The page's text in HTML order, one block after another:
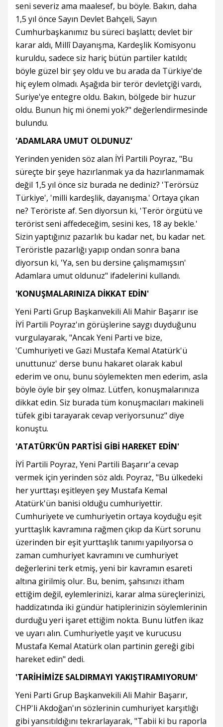
seni severiz ama maalesef, bu böyle. Bakın, daha
1,5 yıl önce Sayın Devlet Bahçeli, Sayın
Cumhurbaşkanımız bu süreci başlattı; devlet bir
karar aldı, Millî Dayanışma, Kardeşlik Komisyonu
kuruldu, sadece siz hariç bütün partiler katıldı;
böyle güzel bir şey oldu ve bu arada da Türkiye'de
hiç eylem olmadı. Aşağıda bir terör devletçiği vardı,
Suriye'ye entegre oldu. Bakın, bölgede bir huzur
oldu. Bunun hiç mi önemi yok?" değerlendirmesinde
bulundu.
'ADAMLARA UMUT OLDUNUZ'
Yerinden yeniden söz alan İYİ Partili Poyraz, "Bu
süreçte bir şeye hazırlanmak ya da hazırlanmamak
değil 1,5 yıl önce siz burada ne dediniz? 'Terörsüz
Türkiye', 'milli kardeşlik, dayanışma.' Ortaya çıkan
ne? Teröriste af. Sen diyorsun ki, 'Terör örgütü ve
terörist seni affedeceğim, sesini kes, 18 ay bekle.'
Sizin yaptığınız pazarlık bu kadar net, bu kadar net.
Teröristle pazarlığı yapıp ondan sonra bana
diyorsun ki, 'Ya, sen bu dersine çalışmamışsın'
Adamlara umut oldunuz" ifadelerini kullandı.
'KONUŞMALARINIZA DİKKAT EDİN'
Yeni Parti Grup Başkanvekili Ali Mahir Başarır ise
İYİ Partili Poyraz'ın görüşlerine saygı duyduğunu
vurgulayarak, "Ancak Yeni Parti ve bize,
'Cumhuriyeti ve Gazi Mustafa Kemal Atatürk'ü
unuttunuz' derse bunu hakaret olarak kabul
ederim ve onu, bunu söylemekten men ederim, asla
böyle öyle bir şey olmaz. Lütfen, konuşmalarınıza
dikkat edin. Siz burada tüm konuşmacıları makineli
tüfek gibi tarayarak cevap veriyorsunuz" diye
konuştu.
'ATATÜRK'ÜN PARTİSİ GİBİ HAREKET EDİN'
İYİ Partili Poyraz, Yeni Partili Başarır'a cevap
vermek için yerinden söz aldı. Poyraz, "Bu ülkedeki
her yurttaşı eşitleyen şey Mustafa Kemal
Atatürk'ün banisi olduğu cumhuriyettir.
Cumhuriyete ve cumhuriyetin ortaya koyduğu eşit
yurttaşlık kavramına rağmen çıkıp da Kürt sorunu
üzerinden bir eşit yurttaşlık tanımı yapılıyorsa o
zaman cumhuriyet kavramını ve cumhuriyet
değerlerini terk etmiş, yeni bir kavramın esareti
altına girilmiş olur. Bu, benim, şahsınızı itham
ettiğim değil, eylemlerinizi, karar alma süreçlerinizi,
haddizatında iki gündür hatiplerinizin söylemlerinin
durduğu yeri işaret ettiğim nokta. Bunu lütfen ikaz
ve uyarı alın. Cumhuriyetle yaşıt ve kurucusu
Mustafa Kemal Atatürk olan partinin gereği gibi
hareket edin" dedi.
'TARİHİMİZE SALDIRMAYI YAKIŞTIRAMIYORUM'
Yeni Parti Grup Başkanvekili Ali Mahir Başarır,
CHP'li Akdoğan'ın sözlerinin cumhuriyet karşıtlığı
gibi yansıtıldığını tekrarlayarak, "Tabii ki bu raporla